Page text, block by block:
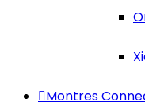
Montres